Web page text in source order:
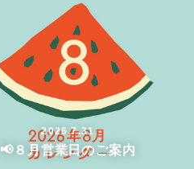
2026.7.31
📢８月営業日のご案内